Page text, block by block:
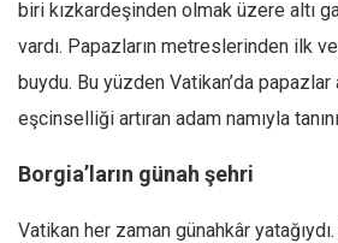
biri kızkardeşinden olmak üzere altı
vardı. Papazların metreslerinden ilk
buydu. Bu yüzden Vatikan’da papazlar
eşcinselliği artıran adam namıyla
Borgia’ların günah şehri
Vatikan her zaman günahkâr